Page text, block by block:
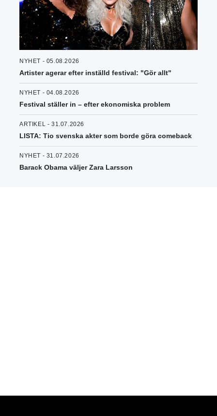
NYHET - 05.08.2026
Artister agerar efter inställd festival: "Gör allt"
NYHET - 04.08.2026
Festival ställer in – efter ekonomiska problem
ARTIKEL - 31.07.2026
LISTA: Tio svenska akter som borde göra comeback
NYHET - 31.07.2026
Barack Obama väljer Zara Larsson